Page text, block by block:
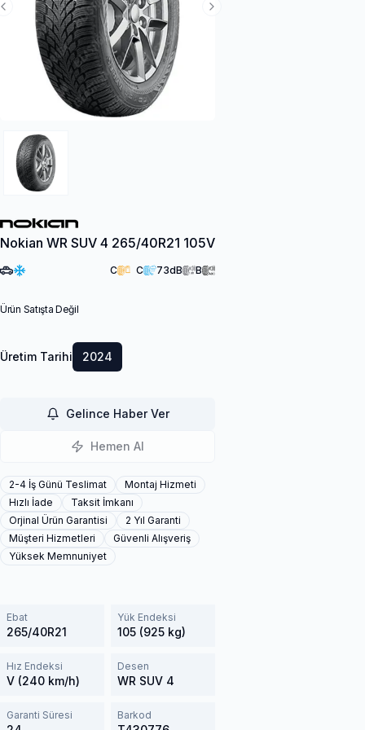
Next Slide
Previous Slide
Nokian WR SUV 4 265/40R21 105V
C C 73dB B
Ürün Satışta Değil
Üretim Tarihi 2024
Gelince Haber Ver
Hemen Al
2-4 İş Günü Teslimat
Montaj Hizmeti
Hızlı İade
Taksit İmkanı
Orjinal Ürün Garantisi
2 Yıl Garanti
Müşteri Hizmetleri
Güvenli Alışveriş
Yüksek Memnuniyet
Ebat
265/40R21
Yük Endeksi
105 (925 kg)
Hız Endeksi
V (240 km/h)
Desen
WR SUV 4
Garanti Süresi Barkod